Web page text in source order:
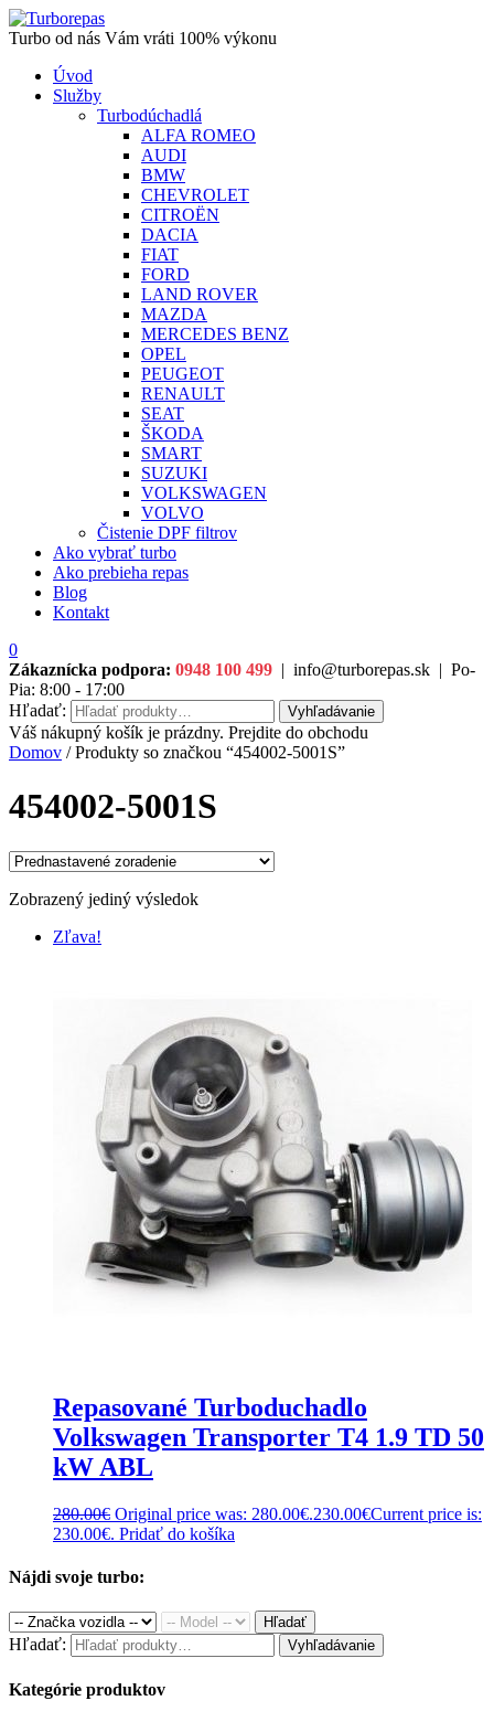
Turbo od nás Vám vráti 100% výkonu
Úvod
Služby
Turbodúchadlá
ALFA ROMEO
AUDI
BMW
CHEVROLET
CITROËN
DACIA
FIAT
FORD
LAND ROVER
MAZDA
MERCEDES BENZ
OPEL
PEUGEOT
RENAULT
SEAT
ŠKODA
SMART
SUZUKI
VOLKSWAGEN
VOLVO
Čistenie DPF filtrov
Ako vybrať turbo
Ako prebieha repas
Blog
Kontakt
0
Zákaznícka podpora: 0948 100 499 | info@turborepas.sk | Po-
Pia: 8:00 - 17:00
Hľadať:
Vyhľadávanie
Váš nákupný košík je prázdny. Prejdite do obchodu
Domov / Produkty so značkou “454002-5001S”
454002-5001S
Zobrazený jediný výsledok
Zľava!
Repasované Turboduchadlo
Volkswagen Transporter T4 1.9 TD 50
kW ABL
280.00€ Original price was: 280.00€.230.00€Current price is:
230.00€. Pridať do košíka
Nájdi svoje turbo:
Hľadať
Hľadať: Vyhľadávanie
Kategórie produktov